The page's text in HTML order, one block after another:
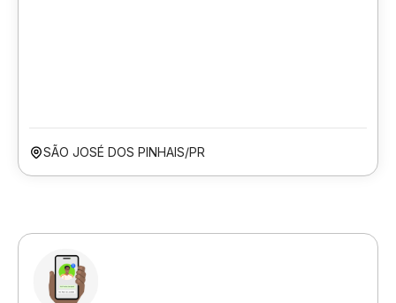
SÃO JOSÉ DOS PINHAIS/PR